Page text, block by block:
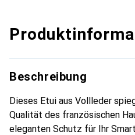
Beschreibung
Dieses Etui aus Vollleder
Qualität des französischen
eleganten Schutz für Ihr